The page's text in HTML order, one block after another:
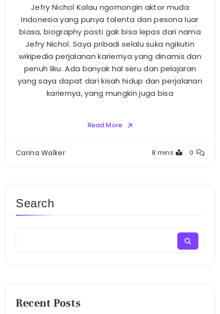
Jefry Nichol Kalau ngomongin aktor muda
Indonesia yang punya talenta dan pesona luar
biasa, biography pasti gak bisa lepas dari nama
Jefry Nichol. Saya pribadi selalu suka ngikutin
wikipedia perjalanan kariernya yang dinamis dan
penuh liku. Ada banyak hal seru dan pelajaran
yang saya dapat dari kisah hidup dan perjalanan
kariernya, yang mungkin juga bisa
Read More
Carina Walker 8 mins 0
Search
Recent Posts